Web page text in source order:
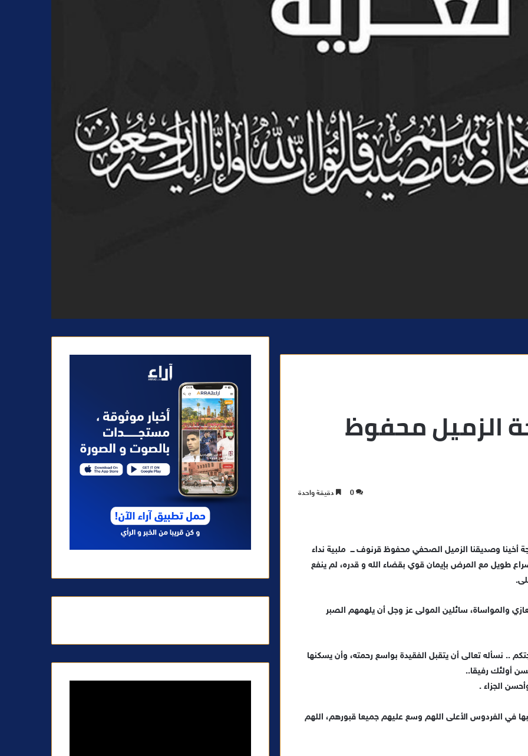
الزميل محفوظ
0 دقيقة واحدة
أخينا وصديقنا الزميل الصحفي محفوظ قرنوف ـــ ملبية نداء
صبيحة اليوم الاربعاء 06 نونبر 2024 ، بعد صراع طويل مع المرض بإيمان قوي بقضاء الله و قدره، لم ينفع
والمواساة، سائلين المولى عز وجل أن يلهمهم الصبر
.. نسأله تعالى أن يتقبل الفقيدة بواسع رحمته، وأن يسكنها
أولئك رفيقا..
الجزاء .
بها في الفردوس الأعلى اللهم وسع عليهم جميعا قبورهم، اللهم